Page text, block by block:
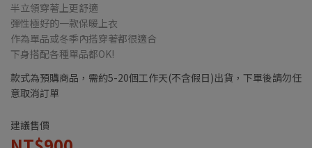
半立領穿著上更舒適
彈性極好的一款保暖上衣
作為單品或冬季內搭穿著都很適合
下身搭配各種單品都OK!
款式為預購商品，需約5-20個工作天(不含假日)出貨，下單後請勿任
意取消訂單
建議售價